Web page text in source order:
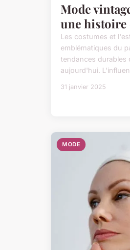
Mode
une histoire
Les costumes et
emblématiques du
tendances durables
aujourd'hui.
31 janvier 2025
MODE